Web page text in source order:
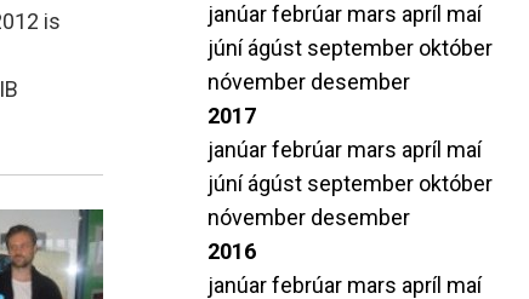
is
janúarfebrúar mars apríl maí
júníágúst september október
nóvember desember
2017
janúarfebrúar mars apríl maí
júníágúst september október
nóvember desember
2016
janúarfebrúar mars apríl maí